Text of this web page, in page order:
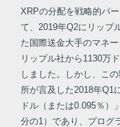
XRPの分配を戦略的パ
て、2019年Q2にリップ
た国際送金大手のマネ
リップル社から1130万
しました。しかし、こ
所が言及した2018年Q1
ドル（または0.095％）
分の1）であり、プログ